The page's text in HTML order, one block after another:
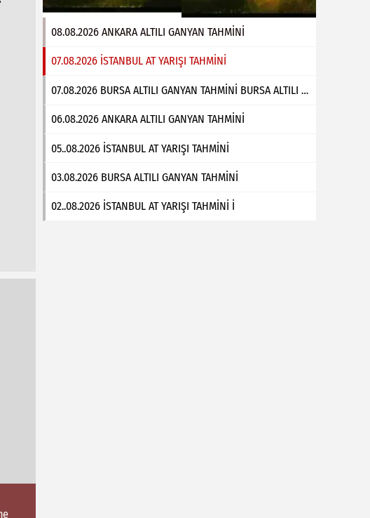
08.08.2026 ANKARA ALTILI GANYAN TAHMİNİ
07.08.2026 İSTANBUL AT YARIŞI TAHMİNİ
07.08.2026 BURSA ALTILI GANYAN TAHMİNİ BURSA ALTILI GANYAN TAHMİNİ Bülent Çabuk
06.08.2026 ANKARA ALTILI GANYAN TAHMİNİ
05..08.2026 İSTANBUL AT YARIŞI TAHMİNİ
03.08.2026 BURSA ALTILI GANYAN TAHMİNİ
02..08.2026 İSTANBUL AT YARIŞI TAHMİNİ İ